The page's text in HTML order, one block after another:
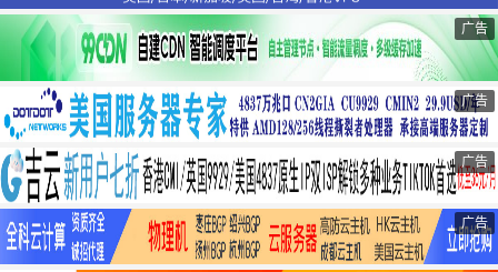
广告
广告
广告
广告